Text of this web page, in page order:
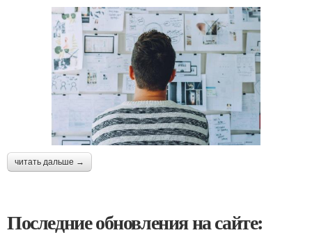
читать дальше →
Последние обновления на сайте: